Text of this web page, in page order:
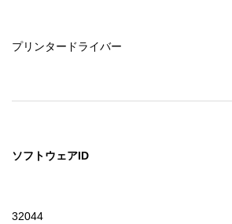
プリンタードライバー
ソフトウェアID
32044